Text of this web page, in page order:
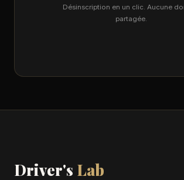
Désinscription en un clic. Aucune
partagée.
Driver's Lab